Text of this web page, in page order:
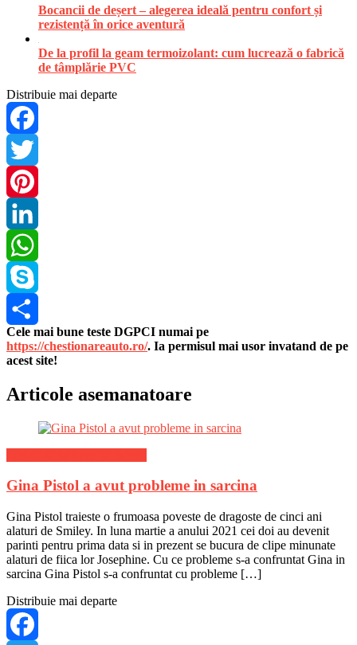
Bocancii de deșert – alegerea ideală pentru confort și
rezistență în orice aventură
De la profil la geam termoizolant: cum lucrează o fabrică
de tâmplărie PVC
Distribuie mai departe
Facebook
Twitter
Pinterest
LinkedIn
WhatsApp
Skype
Share
Cele mai bune teste DGPCI numai pe
https://chestionareauto.ro/. Ia permisul mai usor invatand de pe
acest site!
Articole asemanatoare
Stiri de ultima ora Mondene
Gina Pistol a avut probleme in sarcina
Gina Pistol traieste o frumoasa poveste de dragoste de cinci ani
alaturi de Smiley. In luna martie a anului 2021 cei doi au devenit
parinti pentru prima data si in prezent se bucura de clipe minunate
alaturi de fiica lor Josephine. Cu ce probleme s-a confruntat Gina in
sarcina Gina Pistol s-a confruntat cu probleme […]
Distribuie mai departe